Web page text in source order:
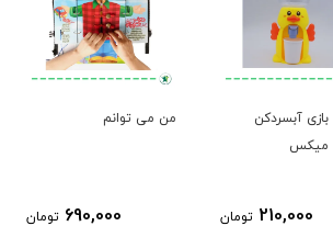
آبسردکن
میکس
210,000 تومان
من می توانم
690,000 تومان